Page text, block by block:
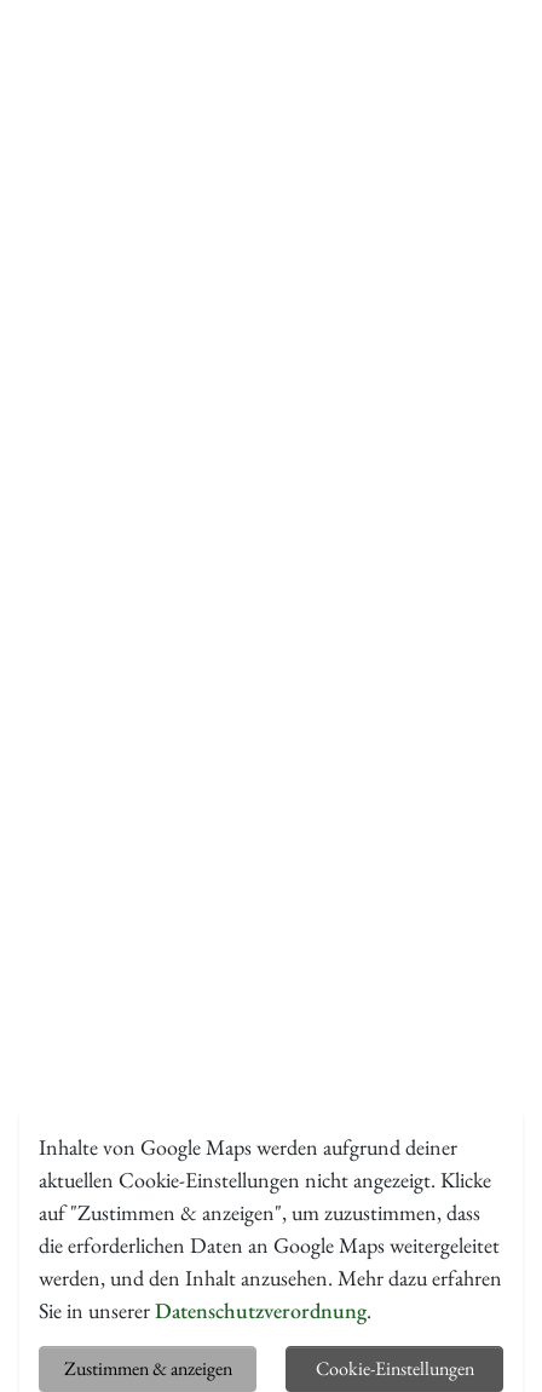
Inhalte von Google Maps werden aufgrund deiner
aktuellen Cookie-Einstellungen nicht angezeigt. Klicke
auf "Zustimmen & anzeigen", um zuzustimmen, dass
die erforderlichen Daten an Google Maps weitergeleitet
werden, und den Inhalt anzusehen. Mehr dazu erfahren
Sie in unsererDatenschutzverordnung.
Zustimmen & anzeigen Cookie-Einstellungen